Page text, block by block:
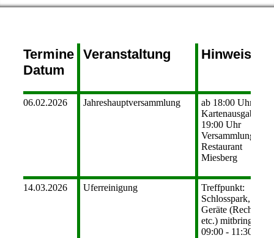
Termine
Datum
Veranstaltung Hinweise
06.02.2026 Jahreshauptversammlung
ab 18:00 Uhr
Kartenausgabe, ab
19:00 Uhr
Versammlung im
Restaurant
Miesberg
14.03.2026 Uferreinigung
Treffpunkt:
Schlosspark,
Geräte (Rechen,
etc.) mitbringen
09:00 - 11:30